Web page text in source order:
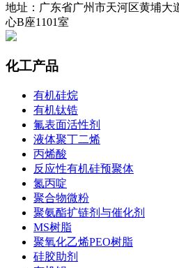
地址：广东省广州市天河区黄埔大
心B座1101室
化工产品
有机硅烷
有机钛锆
氟表面活性剂
液体聚丁二烯
丙烯酸
反应性有机硅预聚体
氮丙啶
聚合物微粉
聚氨酯扩链剂与催化剂
MS树脂
聚氧化乙烯PEO树脂
硅胶助剂